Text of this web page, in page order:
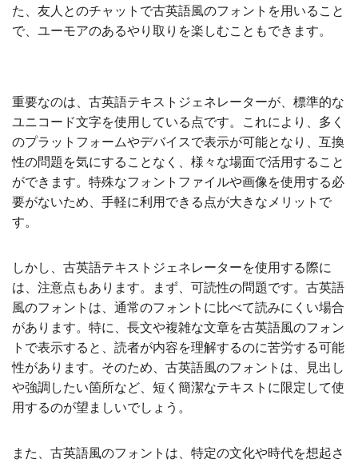
た、友人とのチャットで古英語風のフォントを用いること
で、ユーモアのあるやり取りを楽しむこともできます。
重要なのは、古英語テキストジェネレーターが、標準的な
ユニコード文字を使用している点です。これにより、多く
のプラットフォームやデバイスで表示が可能となり、互換
性の問題を気にすることなく、様々な場面で活用すること
ができます。特殊なフォントファイルや画像を使用する必
要がないため、手軽に利用できる点が大きなメリットで
す。
しかし、古英語テキストジェネレーターを使用する際に
は、注意点もあります。まず、可読性の問題です。古英語
風のフォントは、通常のフォントに比べて読みにくい場合
があります。特に、長文や複雑な文章を古英語風のフォン
トで表示すると、読者が内容を理解するのに苦労する可能
性があります。そのため、古英語風のフォントは、見出し
や強調したい箇所など、短く簡潔なテキストに限定して使
用するのが望ましいでしょう。
また、古英語風のフォントは、特定の文化や時代を想起さ